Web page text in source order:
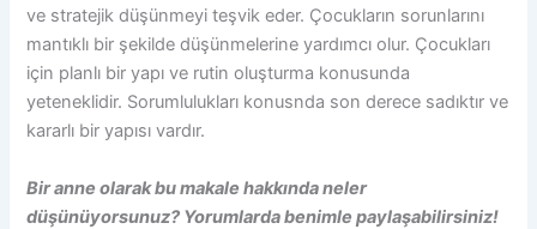
ve stratejik düşünmeyi teşvik eder. Çocukların sorunlarını
mantıklı bir şekilde düşünmelerine yardımcı olur. Çocukları
için planlı bir yapı ve rutin oluşturma konusunda
yeteneklidir. Sorumlulukları konusnda son derece sadıktır ve
kararlı bir yapısı vardır.
Bir anne olarak bu makale hakkında neler
düşünüyorsunuz? Yorumlarda benimle paylaşabilirsiniz!